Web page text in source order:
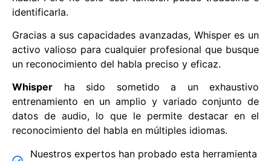
identificarla.
Gracias a sus capacidades avanzadas, Whisper es un
activo valioso para cualquier profesional que busque
un reconocimiento del habla preciso y eficaz.
Whisper ha sido sometido a un exhaustivo
entrenamiento en un amplio y variado conjunto de
datos de audio, lo que le permite destacar en el
reconocimiento del habla en múltiples idiomas.
Nuestros expertos han probado esta herramienta